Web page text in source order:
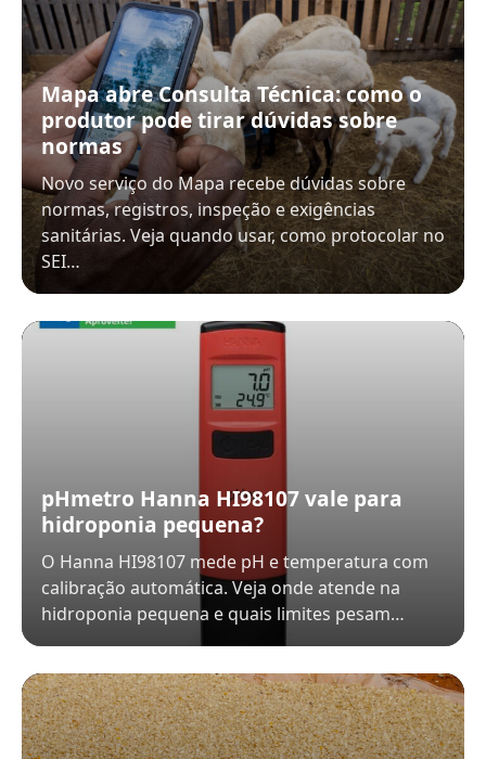
Mapa abre Consulta Técnica: como o
produtor pode tirar dúvidas sobre
normas
Novo serviço do Mapa recebe dúvidas sobre
normas, registros, inspeção e exigências
sanitárias. Veja quando usar, como protocolar no
SEI…
pHmetro Hanna HI98107 vale para
hidroponia pequena?
O Hanna HI98107 mede pH e temperatura com
calibração automática. Veja onde atende na
hidroponia pequena e quais limites pesam…